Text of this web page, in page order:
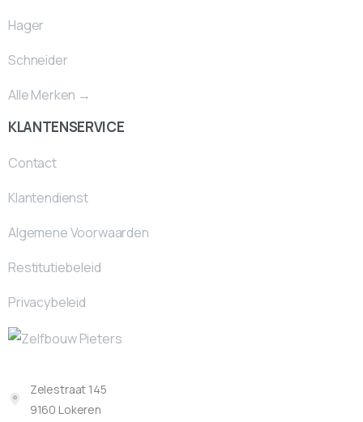
Hager
Schneider
Alle Merken →
KLANTENSERVICE
Contact
Klantendienst
Algemene Voorwaarden
Restitutiebeleid
Privacybeleid
Zelestraat 145
9160 Lokeren